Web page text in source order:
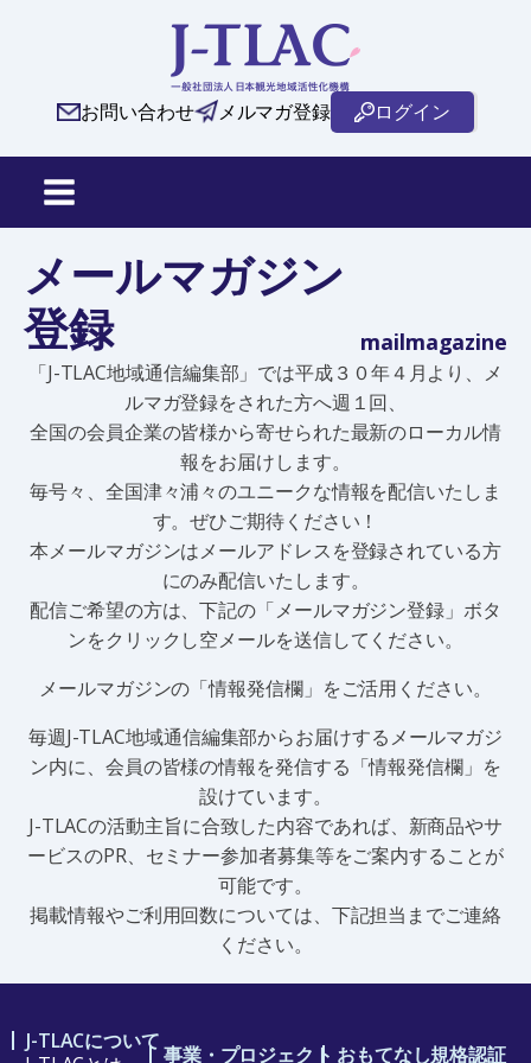
お問い合わせ メルマガ登録 ログイン
メールマガジン
登録
mailmagazine
「J-TLAC地域通信編集部」では平成３０年４月より、メ
ルマガ登録をされた方へ週１回、
全国の会員企業の皆様から寄せられた最新のローカル情
報をお届けします。
毎号々、全国津々浦々のユニークな情報を配信いたしま
す。ぜひご期待ください！
本メールマガジンはメールアドレスを登録されている方
にのみ配信いたします。
配信ご希望の方は、下記の「メールマガジン登録」ボタ
ンをクリックし空メールを送信してください。
メールマガジンの「情報発信欄」をご活用ください。
毎週J-TLAC地域通信編集部からお届けするメールマガジ
ン内に、会員の皆様の情報を発信する「情報発信欄」を
設けています。
J-TLACの活動主旨に合致した内容であれば、新商品やサ
ービスのPR、セミナー参加者募集等をご案内することが
可能です。
掲載情報やご利用回数については、下記担当までご連絡
ください。
J-TLACについて
事業・プロジェクト おもてなし規格認証